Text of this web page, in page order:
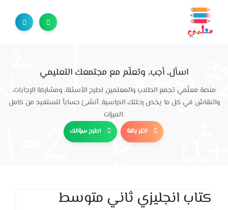
اسأل، أجب، وتعلّم مع مجتمعك التعليمي
منصة معلّمي تجمع الطلاب والمعلمين لطرح الأسئلة، ومشاركة الإجابات،
والنقاش في كل ما يخص رحلتك الدراسية. أنشئ حساباً لتستفيد من كامل
الميزات.
اطرح سؤالك اختر باقة
كتاب انجليزي ثاني متوسط